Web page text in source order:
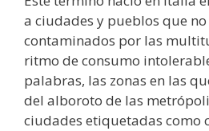
a ciudades y pueblos que no
contaminados por las
ritmo de consumo
palabras, las zonas en las
del alboroto de las
ciudades etiquetadas como